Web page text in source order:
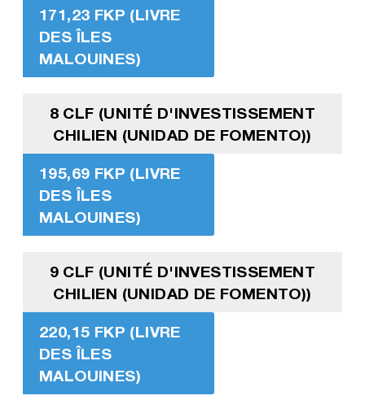
171,23 FKP (LIVRE
DES ÎLES
MALOUINES)
8 CLF (UNITÉ D'INVESTISSEMENT
CHILIEN (UNIDAD DE FOMENTO))
195,69 FKP (LIVRE
DES ÎLES
MALOUINES)
9 CLF (UNITÉ D'INVESTISSEMENT
CHILIEN (UNIDAD DE FOMENTO))
220,15 FKP (LIVRE
DES ÎLES
MALOUINES)